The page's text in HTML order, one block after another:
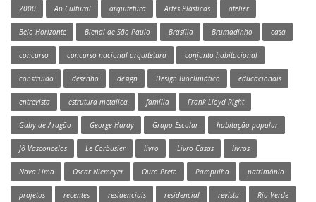
2000 Ap Cultural arquitetura Artes Plásticas atelier
Belo Horizonte Bienal de São Paulo Brasília Brumadinho casa
concurso concurso nacional arquitetura conjunto habitacional
construído desenho design Design Bioclimático educacionais
entrevista estrutura metalica família Frank Lloyd Right
Gaby de Aragão George Hardy Grupo Escolar habitação popular
Jô Vasconcelos Le Corbusier livro Livro Casas livros
Nova Lima Oscar Niemeyer Ouro Preto Pampulha patrimônio
projetos recentes residenciais residencial revista Rio Verde